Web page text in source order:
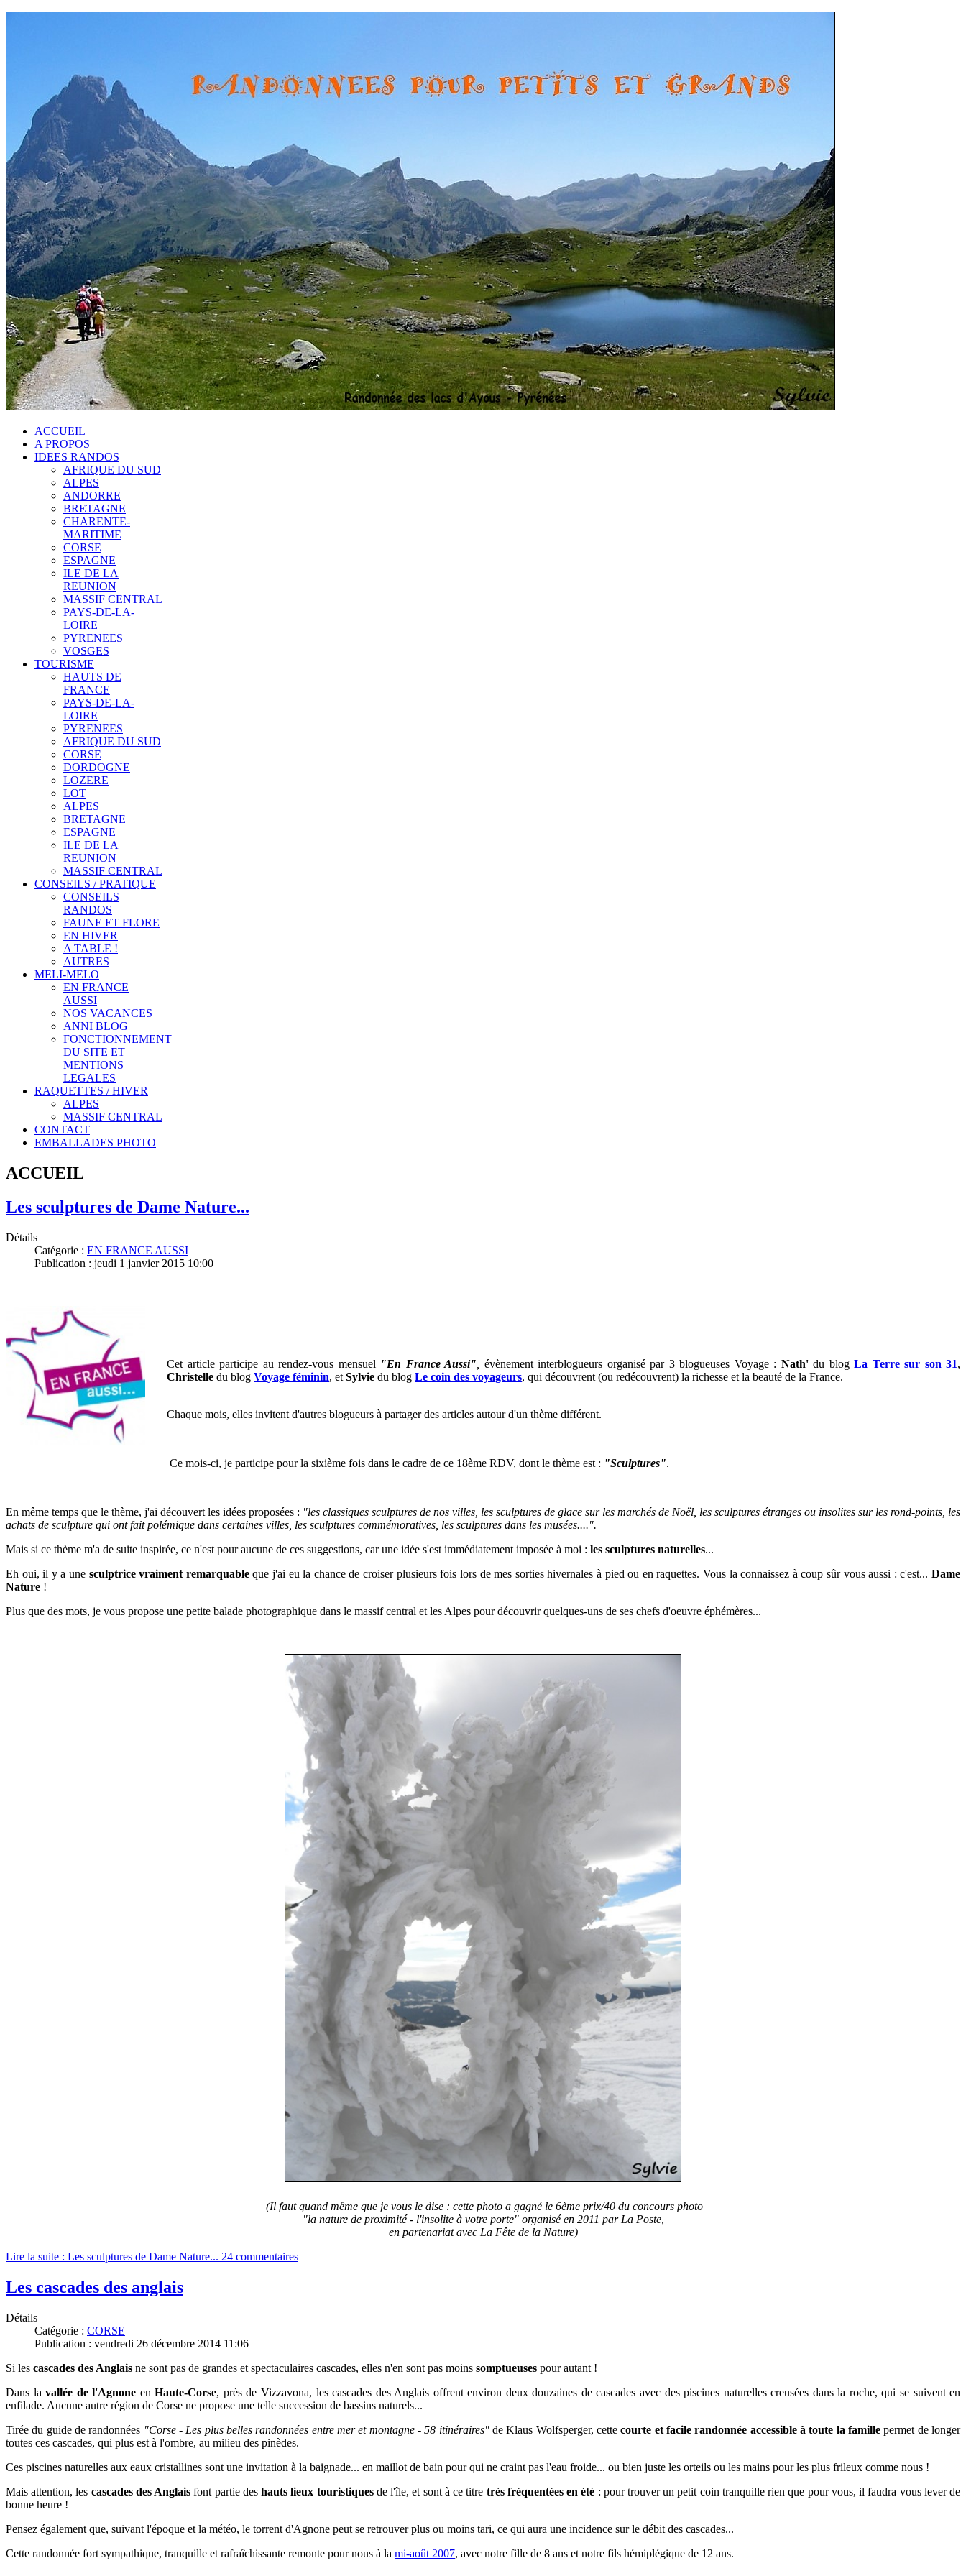
ACCUEIL
A PROPOS
IDEES RANDOS
AFRIQUE DU SUD
ALPES
ANDORRE
BRETAGNE
CHARENTE-
MARITIME
CORSE
ESPAGNE
ILE DE LA
REUNION
MASSIF CENTRAL
PAYS-DE-LA-
LOIRE
PYRENEES
VOSGES
TOURISME
HAUTS DE
FRANCE
PAYS-DE-LA-
LOIRE
PYRENEES
AFRIQUE DU SUD
CORSE
DORDOGNE
LOZERE
LOT
ALPES
BRETAGNE
ESPAGNE
ILE DE LA
REUNION
MASSIF CENTRAL
CONSEILS / PRATIQUE
CONSEILS
RANDOS
FAUNE ET FLORE
EN HIVER
A TABLE !
AUTRES
MELI-MELO
EN FRANCE
AUSSI
NOS VACANCES
ANNI BLOG
FONCTIONNEMENT
DU SITE ET
MENTIONS
LEGALES
RAQUETTES / HIVER
ALPES
MASSIF CENTRAL
CONTACT
EMBALLADES PHOTO
ACCUEIL
Les sculptures de Dame Nature...
Détails
Catégorie : EN FRANCE AUSSI
Publication : jeudi 1 janvier 2015 10:00
Cet article participe au rendez-vous mensuel "En France Aussi" évènement interblogueurs organisé par 3 blogueuses Voyage : Nath'du blog La Terre sur son 31,
Christelle du blog Voyage féminin, et Sylvie du blog Le coin des voyageurs, qui découvrent (ou redécouvrent) la richesse et la beauté de la France.
Chaque mois, elles invitent d'autres blogueurs à partager des articles autour d'un thème différent.
Ce mois-ci, je participe pour la sixième fois dans le cadre de ce 18ème RDV, dont le thème est : "Sculptures".
En même temps que le thème, j'ai découvert les idées proposées : "les classiques sculptures de nos villes, les sculptures de glace sur les marchés de Noël, les sculptures étranges ou insolites sur les rond-points, les
achats de sculpture qui ont fait polémique dans certaines villes, les sculptures commémoratives, les sculptures dans les musées....".
Mais si ce thème m'a de suite inspirée, ce n'est pour aucune de ces suggestions, car une idée s'est immédiatement imposée à moi : les sculptures naturelles...
Eh oui, il y a une sculptrice vraiment remarquableque j'ai eu la chance de croiser plusieurs fois lors de mes sorties hivernales à pied ou en raquettes. Vous la connaissez à coup sûr vous aussi : c'est...Dame
Nature !
Plus que des mots, je vous propose une petite balade photographique dans le massif central et les Alpes pour découvrir quelques-uns de ses chefs d'oeuvre éphémères...
(Il faut quand même que je vous le dise : cette photo a gagné le 6ème prix/40 du concours photo
"la nature de proximité - l'insolite à votre porte" organisé en 2011 par La Poste,
en partenariat avec La Fête de la Nature)
Lire la suite : Les sculptures de Dame Nature... 24 commentaires
Les cascades des anglais
Détails
Catégorie : CORSE
Publication : vendredi 26 décembre 2014 11:06
Si les cascades des Anglais ne sont pas de grandes et spectaculaires cascades, elles n'en sont pas moins somptueuses pour autant !
Dans lavallée de l'Agnone enHaute-Corse, près de Vizzavona, les cascades des Anglais offrent environ deux douzaines de cascades avec des piscines naturelles creusées dans la roche, qui se suivent en
enfilade. Aucune autre région de Corse ne propose une telle succession de bassins naturels...
Tirée du guide de randonnées "Corse - Les plus belles randonnées entre mer et montagne - 58 itinéraires"de Klaus Wolfsperger, cettecourte et facile randonnée accessible à toute la famille permet de longer
toutes ces cascades, qui plus est à l'ombre, au milieu des pinèdes.
Ces piscines naturelles aux eaux cristallines sont une invitation à la baignade... en maillot de bain pour qui ne craint pas l'eau froide... ou bien juste les orteils ou les mains pour les plus frileux comme nous !
Mais attention, les cascades des Anglais font partie deshauts lieux touristiquesde l'île, et sont à ce titre très fréquentées en été : pour trouver un petit coin tranquille rien que pour vous, il faudra vous lever de
bonne heure !
Pensez également que, suivant l'époque et la météo, le torrent d'Agnone peut se retrouver plus ou moins tari, ce qui aura une incidence sur le débit des cascades...
Cette randonnée fort sympathique, tranquille et rafraîchissante remonte pour nous à la mi-août 2007, avec notre fille de 8 ans et notre fils hémiplégique de 12 ans.